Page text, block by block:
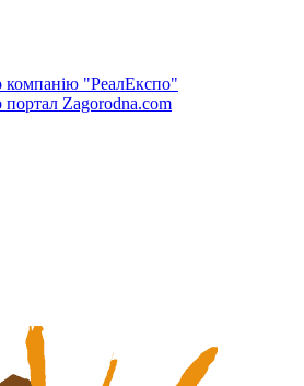
компанію "РеалЕкспо"
портал Zagorodna.com